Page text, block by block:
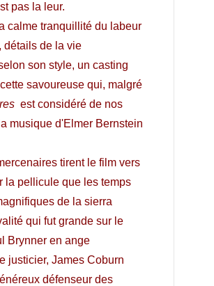
pas la leur.
calme tranquillité du labeur
détails de la vie
son style, un casting
savoureuse qui, malgré
est considéré de nos
musique d'Elmer Bernstein
tirent le film vers
la pellicule que les temps
de la sierra
qui fut grande sur le
Brynner en ange
justicier, James Coburn
défenseur des